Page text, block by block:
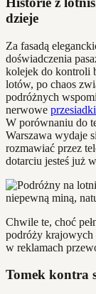
dzieje
Za fasadą
doświadczenia
kolejek do kontroli
lotów, po chaos
podróżnych
nerwowe przesiadki
W porównaniu do
Warszawa wydaje
rozmawiać przez
dotarciu jesteś już
Chwile te, choć
podróży krajowych
w reklamach
Tomek kontra